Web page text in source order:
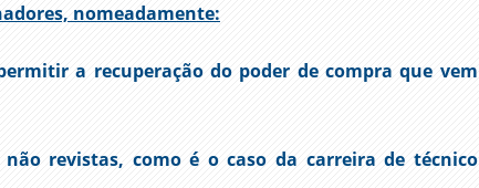
nomeadamente:
a recuperação do poder de compra que vem
revistas, como é o caso da carreira de técnico